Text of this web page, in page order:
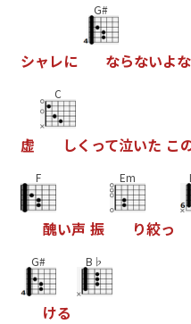
シャ レに
G#
ならないよな
虚
C
しく って泣いた こ
F
醜い声 振
Em
り絞っ
G#
ける
B♭